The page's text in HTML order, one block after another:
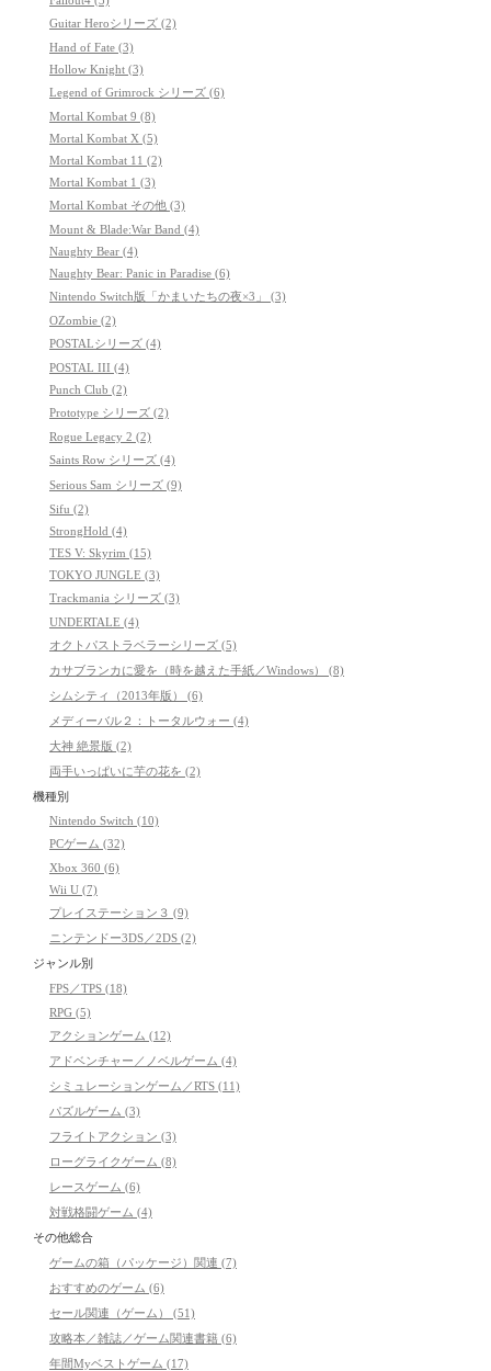
Guitar Heroシリーズ (2)
Hand of Fate (3)
Hollow Knight (3)
Legend of Grimrock シリーズ (6)
Mortal Kombat 9 (8)
Mortal Kombat X (5)
Mortal Kombat 11 (2)
Mortal Kombat 1 (3)
Mortal Kombat その他 (3)
Mount & Blade:War Band (4)
Naughty Bear (4)
Naughty Bear: Panic in Paradise (6)
Nintendo Switch版「かまいたちの夜×3」 (3)
OZombie (2)
POSTALシリーズ (4)
POSTAL III (4)
Punch Club (2)
Prototype シリーズ (2)
Rogue Legacy 2 (2)
Saints Row シリーズ (4)
Serious Sam シリーズ (9)
Sifu (2)
StrongHold (4)
TES V: Skyrim (15)
TOKYO JUNGLE (3)
Trackmania シリーズ (3)
UNDERTALE (4)
オクトパストラベラーシリーズ (5)
カサブランカに愛を（時を越えた手紙／Windows） (8)
シムシティ（2013年版） (6)
メディーバル２：トータルウォー (4)
大神 絶景版 (2)
両手いっぱいに芋の花を (2)
機種別
Nintendo Switch (10)
PCゲーム (32)
Xbox 360 (6)
Wii U (7)
プレイステーション３ (9)
ニンテンドー3DS／2DS (2)
ジャンル別
FPS／TPS (18)
RPG (5)
アクションゲーム (12)
アドベンチャー／ノベルゲーム (4)
シミュレーションゲーム／RTS (11)
パズルゲーム (3)
フライトアクション (3)
ローグライクゲーム (8)
レースゲーム (6)
対戦格闘ゲーム (4)
その他総合
ゲームの箱（パッケージ）関連 (7)
おすすめのゲーム (6)
セール関連（ゲーム） (51)
攻略本／雑誌／ゲーム関連書籍 (6)
年間Myベストゲーム (17)